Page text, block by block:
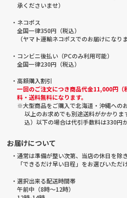
承くださいませ）
・ネコポス
全国一律350円（税込）
（ヤマト運輸ネコポスでのお届けになりま
・コンビニ後払い（PCのみ利用可能）
全国一律230円（税込）
・高額購入割引
一回のご注文につき商品代金11,000円（
料・送料無料になります。
※大型商品をご購入で北海道・沖縄への
以上のお求めでも別途送料がかかり
込）以下の場合は代引手数料は330円か
お届けについて
・通常は準備が整い次第、当店の休日を除
「できるだけ早い日程」をお選びいただ
・選択出来る配送時間帯
午前中（8時～12時）